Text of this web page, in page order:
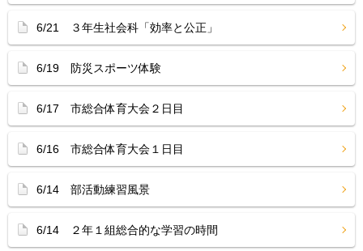
6/21 ３年生社会科「効率と公正」
6/19 防災スポーツ体験
6/17 市総合体育大会２日目
6/16 市総合体育大会１日目
6/14 部活動練習風景
6/14 ２年１組総合的な学習の時間